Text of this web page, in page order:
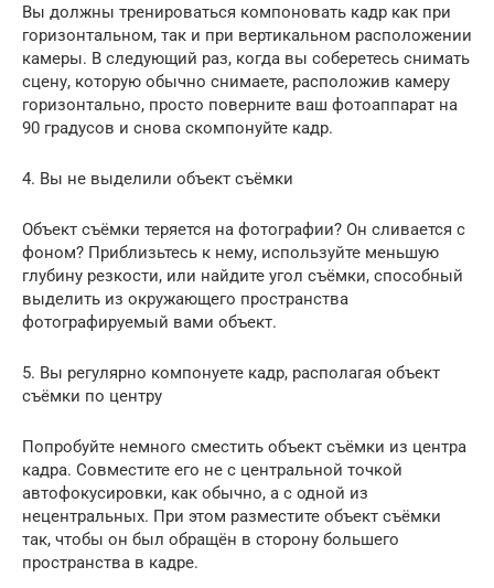
Вы должны тренироваться компоновать кадр как при
горизонтальном, так и при вертикальном расположении
камеры. В следующий раз, когда вы соберетесь снимать
сцену, которую обычно снимаете, расположив камеру
горизонтально, просто поверните ваш фотоаппарат на
90 градусов и снова скомпонуйте кадр.
4. Вы не выделили объект съёмки
Объект съёмки теряется на фотографии? Он сливается с
фоном? Приблизьтесь к нему, используйте меньшую
глубину резкости, или найдите угол съёмки, способный
выделить из окружающего пространства
фотографируемый вами объект.
5. Вы регулярно компонуете кадр, располагая объект
съёмки по центру
Попробуйте немного сместить объект съёмки из центра
кадра. Совместите его не с центральной точкой
автофокусировки, как обычно, а с одной из
нецентральных. При этом разместите объект съёмки
так, чтобы он был обращён в сторону большего
пространства в кадре.